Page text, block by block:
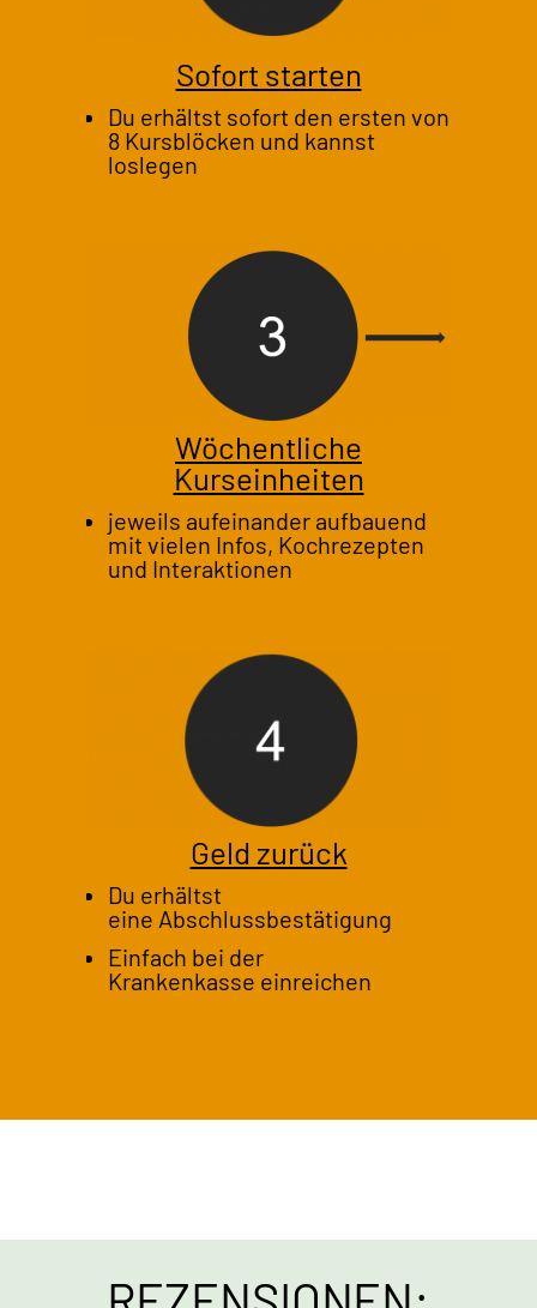
Sofort starten
Du erhältst sofort den ersten von
8 Kursblöcken und kannst
loslegen
Wöchentliche
Kurseinheiten
jeweils aufeinander aufbauend
mit vielen Infos, Kochrezepten
und Interaktionen
Geld zurück
Du erhältst
eine Abschlussbestätigung
Einfach bei der
Krankenkasse einreichen